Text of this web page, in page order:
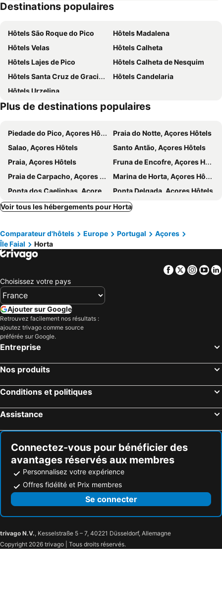
Destinations populaires
Hôtels São Roque do Pico
Hôtels Madalena
Hôtels Velas
Hôtels Calheta
Hôtels Lajes de Pico
Hôtels Calheta de Nesquim
Hôtels Santa Cruz de Graciosa
Hôtels Candelaria
Hôtels Urzelina
Plus de destinations populaires
Piedade do Pico, Açores Hôtels
Praia do Notte, Açores Hôtels
Salao, Açores Hôtels
Santo Antão, Açores Hôtels
Praia, Açores Hôtels
Fruna de Encofre, Açores Hôtels
Praia de Carpacho, Açores Hôtels
Marina de Horta, Açores Hôtels
Ponta dos Caelinhas, Açores Hôtels
Ponta Delgada, Açores Hôtels
Furnas, Açores Hôtels
Ribeira Grande, Açores Hôtels
Livramento, Açores Hôtels
Capelas, Açores Hôtels
Lagoa, Açores Hôtels
Povoação, Açores Hôtels
Lisbonne, Côte de Lisbonne Hôtels
Albufeira, Algarve Hôtels
Funchal, Madère Hôtels
Quarteira, Algarve Hôtels
Faro, Algarve Hôtels
Voir tous les hébergements pour Horta
Comparateur d'hôtels Europe Portugal
Açores
Île Faial
Horta
Facebook
Twitter
Choisissez votre pays
Ajouter sur Google
Retrouvez facilement nos résultats :
ajoutez trivago comme source
préférée sur Google.
Entreprise
Nos produits
Conditions et politiques
Assistance
Connectez-vous pour bénéficier des
avantages réservés aux membres
Personnalisez votre expérience
Offres fidélité et Prix membres
Se connecter
trivago N.V., Kesselstraße 5 – 7, 40221 Düsseldorf, Allemagne
Copyright 2026 trivago | Tous droits réservés.